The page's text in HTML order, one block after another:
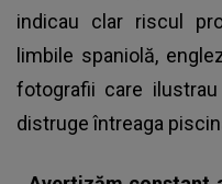
indicau clar riscul
limbile spaniolă,
fotografii care
distruge întreaga